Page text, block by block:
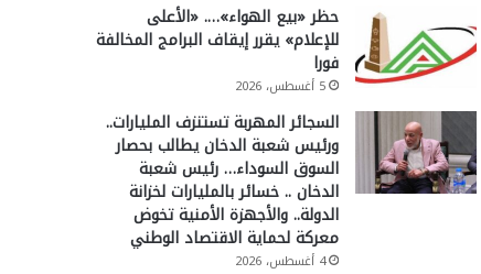
حظر «بيع الهواء»…. «الأعلى
للإعلام» يقرر إيقاف البرامج المخالفة
فورا
5 أغسطس، 2026
السجائر المهربة تستنزف المليارات..
ورئيس شعبة الدخان يطالب بحصار
السوق السوداء… رئيس شعبة
الدخان .. خسائر بالمليارات لخزانة
الدولة.. والأجهزة الأمنية تخوض
معركة لحماية الاقتصاد الوطني
4 أغسطس، 2026